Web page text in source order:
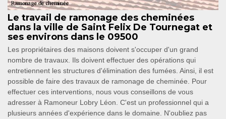
Le travail de ramonage des cheminées
dans la ville de Saint Felix De Tournegat et
ses environs dans le 09500
Les propriétaires des maisons doivent s'occuper d'un grand
nombre de travaux. Ils doivent effectuer des opérations qui
entretiennent les structures d'élimination des fumées. Ainsi, il est
possible de faire des travaux de ramonage de cheminée. Pour
effectuer ces interventions, nous vous conseillons de vous
adresser à Ramoneur Lobry Léon. C'est un professionnel qui a
plusieurs années d'expérience dans le domaine. N'oubliez pas